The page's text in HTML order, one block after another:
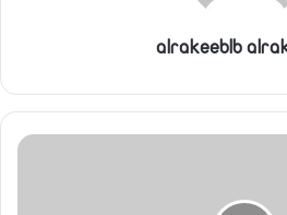
alrakeeblb